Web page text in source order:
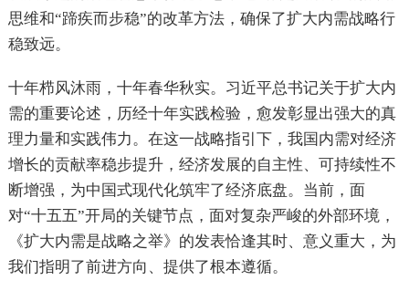
思维和“蹄疾而步稳”的改革方法，确保了扩大内需战略行
稳致远。
十年栉风沐雨，十年春华秋实。习近平总书记关于扩大内
需的重要论述，历经十年实践检验，愈发彰显出强大的真
理力量和实践伟力。在这一战略指引下，我国内需对经济
增长的贡献率稳步提升，经济发展的自主性、可持续性不
断增强，为中国式现代化筑牢了经济底盘。当前，面
对“十五五”开局的关键节点，面对复杂严峻的外部环境，
《扩大内需是战略之举》的发表恰逢其时、意义重大，为
我们指明了前进方向、提供了根本遵循。